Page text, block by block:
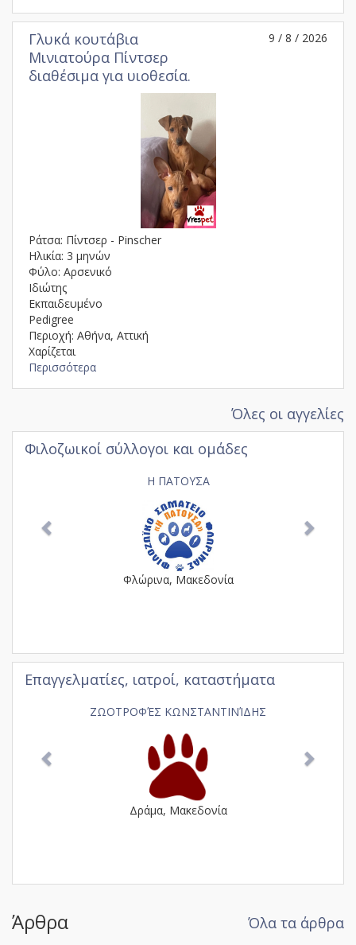
Γλυκά κουτάβια
Μινιατούρα Πίντσερ
διαθέσιμα για υιοθεσία.
9 / 8 / 2026
Ράτσα: Πίντσερ - Pinscher
Ηλικία: 3 μηνών
Φύλο: Αρσενικό
Ιδιώτης
Εκπαιδευμένο
Pedigree
Περιοχή: Αθήνα, Αττική
Χαρίζεται
Περισσότερα
Όλες οι αγγελίες
Φιλοζωικοί σύλλογοι και ομάδες
Η ΠΑΤΟΥΣΑ
Φλώρινα, Μακεδονία
Επαγγελματίες, ιατροί, καταστήματα
ΖΩΟΤΡΟΦΈΣ ΚΩΝΣΤΑΝΤΙΝΊΔΗΣ
Δράμα, Μακεδονία
Previous
Άρθρα Όλα τα άρθρα